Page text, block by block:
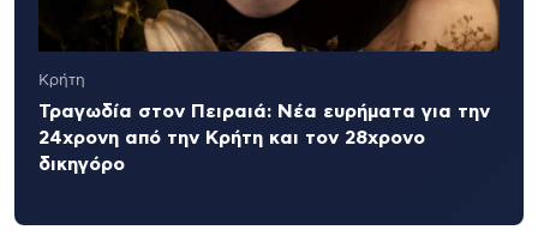
Κρήτη
Τραγωδία στον Πειραιά: Νέα ευρήματα για την
24χρονη από την Κρήτη και τον 28χρονο
δικηγόρο